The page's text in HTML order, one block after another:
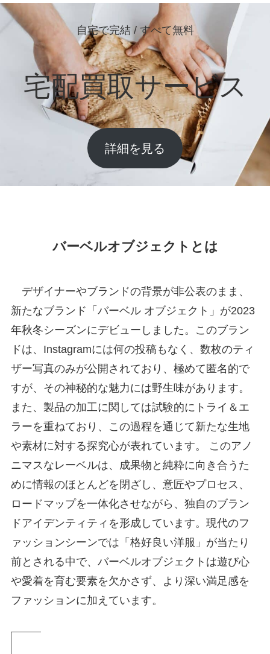
自宅で完結 / すべて無料
宅配買取サービス
詳細を見る
バーベルオブジェクトとは
デザイナーやブランドの背景が非公表のまま、
新たなブランド「バーベル オブジェクト」が2023
年秋冬シーズンにデビューしました。このブラン
ドは、Instagramには何の投稿もなく、数枚のティ
ザー写真のみが公開されており、極めて匿名的で
すが、その神秘的な魅力には野生味があります。
また、製品の加工に関しては試験的にトライ＆エ
ラーを重ねており、この過程を通じて新たな生地
や素材に対する探究心が表れています。 このアノ
ニマスなレーベルは、成果物と純粋に向き合うた
めに情報のほとんどを閉ざし、意匠やプロセス、
ロードマップを一体化させながら、独自のブラン
ドアイデンティティを形成しています。現代のフ
ァッションシーンでは「格好良い洋服」が当たり
前とされる中で、バーベルオブジェクトは遊び心
や愛着を育む要素を欠かさず、より深い満足感を
ファッションに加えています。